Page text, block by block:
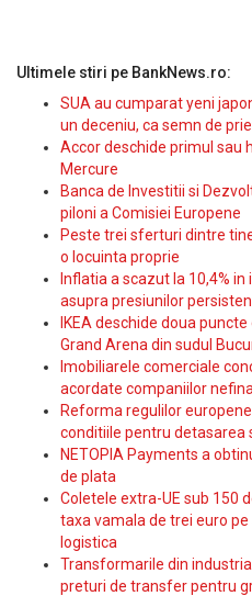
Ultimele stiri pe BankNews.ro:
SUA au cumparat yeni
un deceniu, ca semn de
Accor deschide primul sau
Mercure
Banca de Investitii si
piloni a Comisiei Europene
Peste trei sferturi dintre
o locuinta proprie
Inflatia a scazut la 10,4%
asupra presiunilor
IKEA deschide doua
Grand Arena din sudul
Imobiliarele comerciale
acordate companiilor
Reforma regulilor
conditiile pentru detasarea
NETOPIA Payments a
de plata
Coletele extra-UE sub 150
taxa vamala de trei euro
logistica
Transformarile din
preturi de transfer pentru